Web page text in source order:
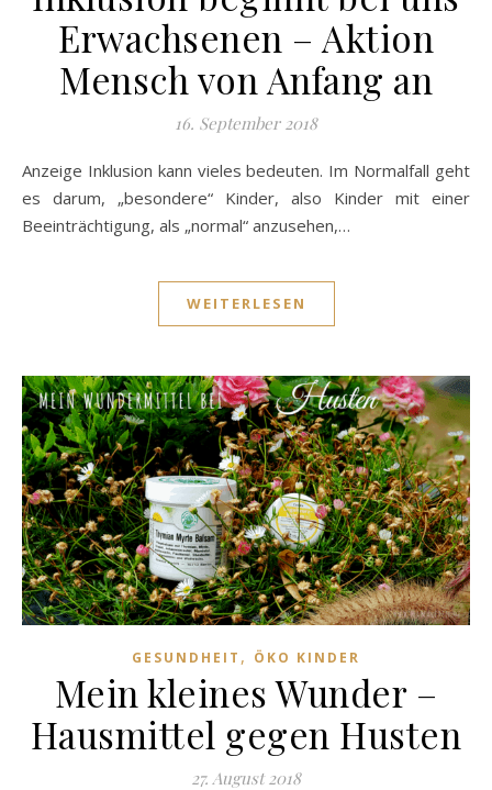
Erwachsenen – Aktion
Mensch von Anfang an
16. September 2018
Anzeige Inklusion kann vieles bedeuten. Im Normalfall geht
es darum, „besondere“ Kinder, also Kinder mit einer
Beeinträchtigung, als „normal“ anzusehen,…
WEITERLESEN
GESUNDHEIT , ÖKO KINDER
Mein kleines Wunder –
Hausmittel gegen Husten
27. August 2018